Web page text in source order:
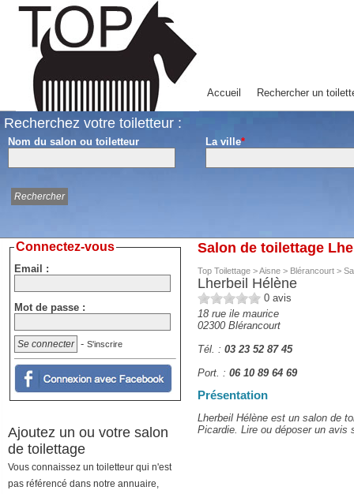
Accueil Rechercher un
Recherchez votre toiletteur :
Nom du salon ou toiletteur La ville*
Salon de toilettage
Top Toilettage >Aisne > Blérancourt >
Lherbeil Hélène
0 avis
18 rue ile maurice
02300 Blérancourt
Tél. : 03 23 52 87 45
Port. : 06 10 89 64 69
Présentation
Lherbeil Hélène est un salon de
Picardie. Lire ou déposer un avis
Connectez-vous
Email :
Mot de passe :
- S'inscrire
Ajoutez un ou votre salon
de toilettage
Vous connaissez un toiletteur qui n'est
pas référencé dans notre annuaire,